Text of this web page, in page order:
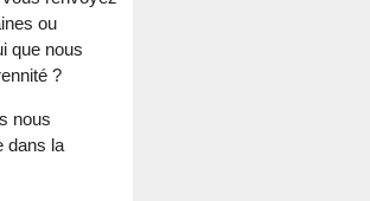
ou
que nous
?
nous
dans la